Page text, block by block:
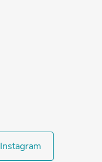
Instagram